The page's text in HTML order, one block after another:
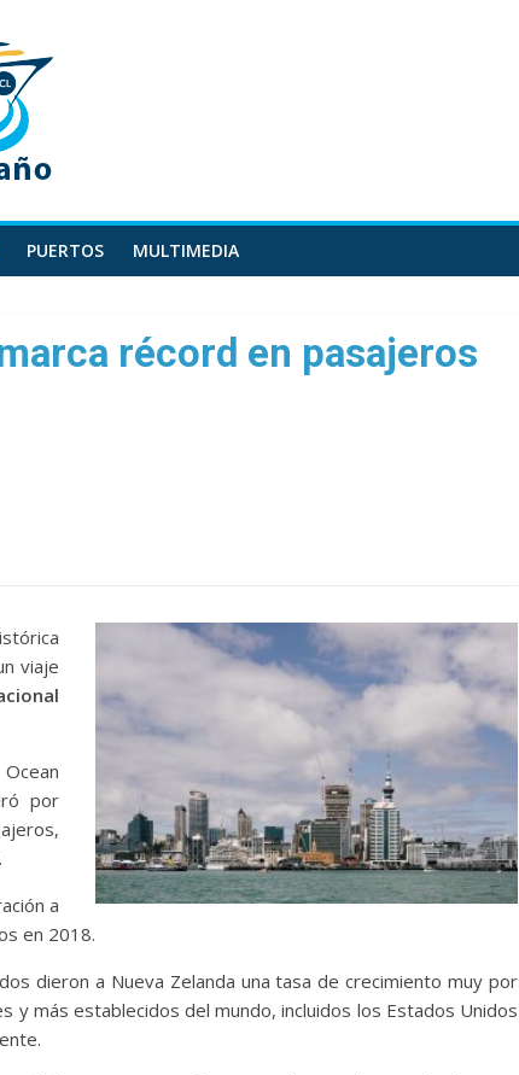
PUERTOS MULTIMEDIA
récord en pasajeros
viaje
por
a
en 2018.
dieron a Nueva Zelanda una tasa de crecimiento muy por
y más establecidos del mundo, incluidos los Estados Unidos